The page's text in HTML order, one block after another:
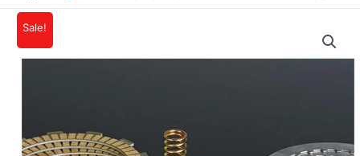
Sale!
Preis
220,33€
Aktueller
Preis